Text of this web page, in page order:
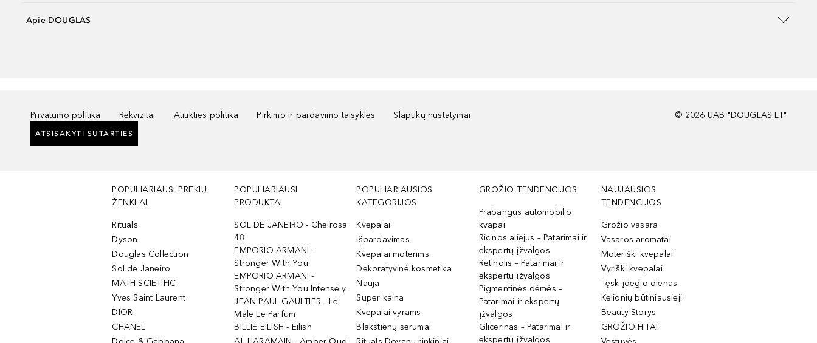
Apie DOUGLAS
Privatumo politika Rekvizitai Atitikties politika Pirkimo ir pardavimo taisyklės Slapukų nustatymai
ATSISAKYTI SUTARTIES
© 2026 UAB "DOUGLAS LT"
POPULIARIAUSI PREKIŲ
ŽENKLAI
Rituals
Dyson
Douglas Collection
Sol de Janeiro
MATH SCIETIFIC
Yves Saint Laurent
DIOR
CHANEL
POPULIARIAUSI
PRODUKTAI
SOL DE JANEIRO - Cheirosa
48
EMPORIO ARMANI -
Stronger With You
EMPORIO ARMANI -
Stronger With You Intensely
JEAN PAUL GAULTIER - Le
Male Le Parfum
BILLIE EILISH - Eilish
POPULIARIAUSIOS
KATEGORIJOS
Kvepalai
Išpardavimas
Kvepalai moterims
Dekoratyvinė kosmetika
Nauja
Super kaina
Kvepalai vyrams
Blakstienų serumai
GROŽIO TENDENCIJOS
Prabangūs automobilio
kvapai
Ricinos aliejus – Patarimai ir
ekspertų įžvalgos
Retinolis – Patarimai ir
ekspertų įžvalgos
Pigmentinės dėmės –
Patarimai ir ekspertų
įžvalgos
Glicerinas – Patarimai ir
ekspertų įžvalgos
NAUJAUSIOS
TENDENCIJOS
Grožio vasara
Vasaros aromatai
Moteriški kvepalai
Vyriški kvepalai
Tęsk įdegio dienas
Kelionių būtiniausieji
Beauty Storys
GROŽIO HITAI